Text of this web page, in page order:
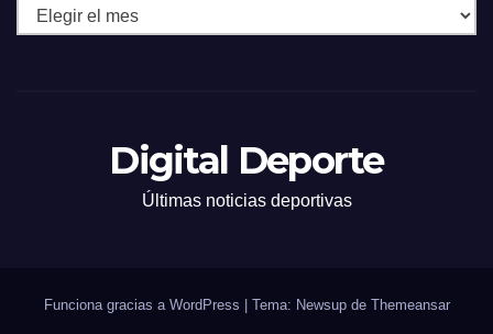
Archivos
Digital Deporte
Últimas noticias deportivas
Funciona gracias a WordPress | Tema: Newsup de Themeansar